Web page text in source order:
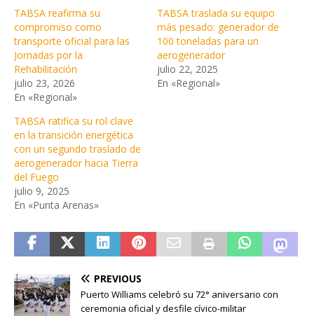
TABSA reafirma su
compromiso como
transporte oficial para las
Jornadas por la
Rehabilitación
julio 23, 2026
En «Regional»
TABSA traslada su equipo
más pesado: generador de
100 toneladas para un
aerogenerador
julio 22, 2025
En «Regional»
TABSA ratifica su rol clave
en la transición energética
con un segundo traslado de
aerogenerador hacia Tierra
del Fuego
julio 9, 2025
En «Punta Arenas»
PREVIOUS
Puerto Williams celebró su 72° aniversario con
ceremonia oficial y desfile cívico-militar